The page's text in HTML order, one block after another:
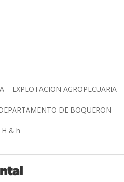
– EXPLOTACION AGROPECUARIA
DE BOQUERON
H & h